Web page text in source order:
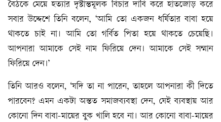
বৈঠকে মেয়ে হত্যার দৃষ্টান্তমূলক বিচার দাবি করে হাতজোড় করে
সবার উদ্দেশে তিনি বলেন, ‘আমি তো একজন ধর্ষিতার বাবা হয়ে
থাকতে চাই না। আমি তো গর্বিত পিতা হয়ে থাকতে চেয়েছি।
আপনারা আমাকে সেই নাম ফিরিয়ে দেন। আমাকে সেই সম্মান
ফিরিয়ে দেন।’
তিনি আরও বলেন, ‘যদি তা না পারেন, তাহলে আপনারা কী দিতে
পারবেন? এমন একটা অন্তত সমাজব্যবস্থা দেন, যেই ব্যবস্থায় আর
কোনো দিন বাবা-মায়ের বুক খালি হবে না। আর কোনো বাবা-মায়ের